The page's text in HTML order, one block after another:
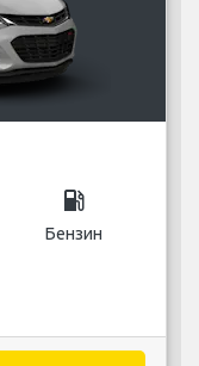
local_gas_station
Бензин